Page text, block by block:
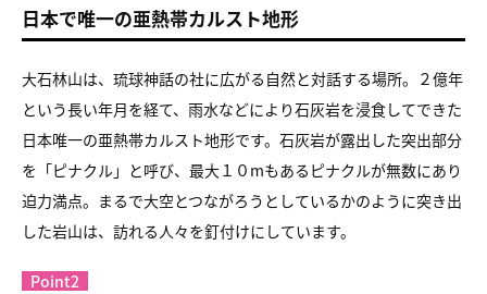
日本で唯一の亜熱帯カルスト地形
大石林山は、琉球神話の社に広がる自然と対話する場所。２億年
という長い年月を経て、雨水などにより石灰岩を浸食してできた
日本唯一の亜熱帯カルスト地形です。石灰岩が露出した突出部分
を「ピナクル」と呼び、最大１０mもあるピナクルが無数にあり
迫力満点。まるで大空とつながろうとしているかのように突き出
した岩山は、訪れる人々を釘付けにしています。
Point2